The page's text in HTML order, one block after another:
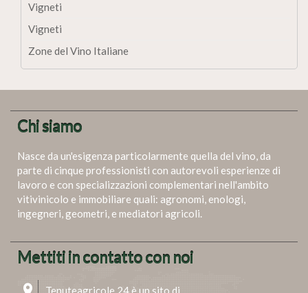
Vigneti
Vigneti
Zone del Vino Italiane
Chi siamo
Nasce da un'esigenza particolarmente quella del vino, da
parte di cinque professionisti con autorevoli esperienze di
lavoro e con specializzazioni complementari nell'ambito
vitivinicolo e immobiliare quali: agronomi, enologi,
ingegneri, geometri, e mediatori agricoli.
Mettiti in contatto con noi
Tenuteagricole 24 è un sito di